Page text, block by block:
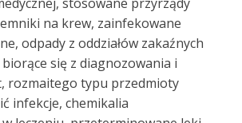
na krew, zainfekowane
odpady z oddziałów zakaźnych
się z diagnozowania i
rozmaitego typu przedmioty
infekcje, chemikalia